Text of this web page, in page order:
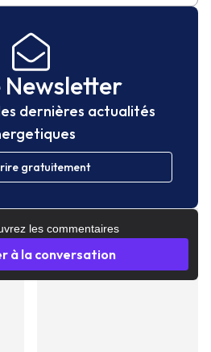
dernières actualités
gratuitement
les commentaires
à la conversation